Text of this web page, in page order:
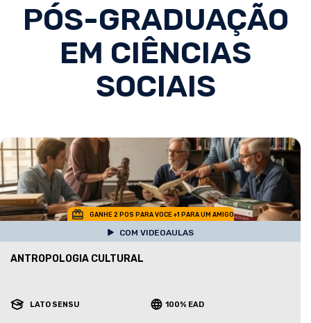
PÓS-GRADUAÇÃO
EM CIÊNCIAS
SOCIAIS
GANHE 2 POS PARA VOCE +1 PARA UM AMIGO
COM VIDEOAULAS
ANTROPOLOGIA CULTURAL
LATO SENSU 100% EAD